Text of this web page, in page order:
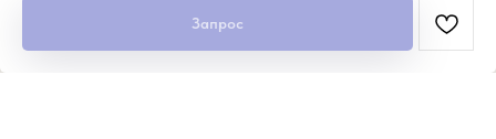
Запрос